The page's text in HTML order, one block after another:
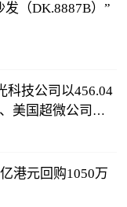
（DK.8887B）”
科技公司以456.04
美国超微公司紧
港元回购1050万